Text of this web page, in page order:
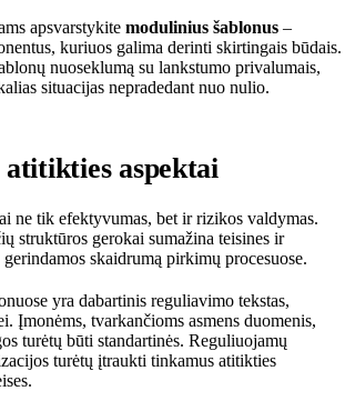
apsvarstykite modulinius šablonus –
kuriuos galima derinti skirtingais būdais.
nuoseklumą su lankstumo privalumais,
situacijas nepradedant nuo nulio.
atitikties aspektai
ne tik efektyvumas, bet ir rizikos valdymas.
struktūros gerokai sumažina teisines ir
skaidrumą pirkimų procesuose.
yra dabartinis reguliavimo tekstas,
Įmonėms, tvarkančioms asmens duomenis,
turėtų būti standartinės. Reguliuojamų
turėtų įtraukti tinkamus atitikties